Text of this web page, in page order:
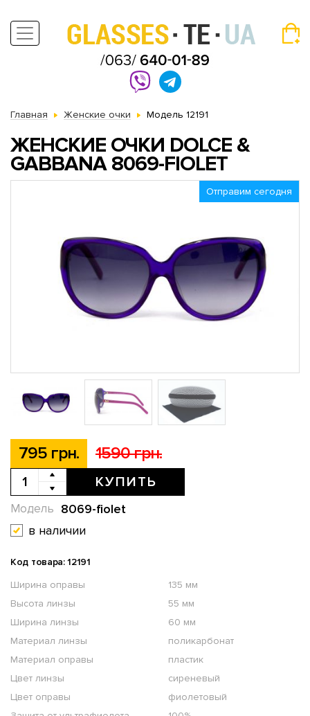
Главная Женские очки Модель 12191
ЖЕНСКИЕ ОЧКИ DOLCE &
GABBANA 8069-FIOLET
Отправим сегодня
795 грн. 1590 грн.
КУПИТЬ
8069-fiolet
Модель
в наличии
Код товара: 12191
Ширина оправы
135 мм
Высота линзы
55 мм
Ширина линзы
60 мм
Материал линзы
поликарбонат
Материал оправы
пластик
Цвет линзы
сиреневый
Цвет оправы
фиолетовый